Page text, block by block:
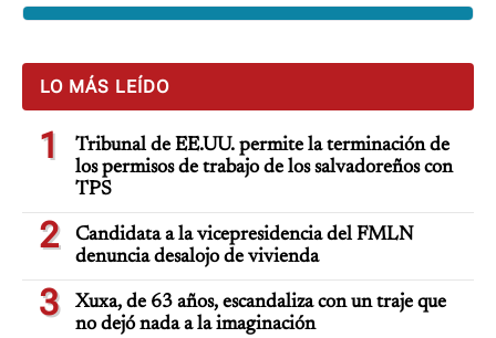
LO MÁS LEÍDO
1
Tribunal de EE.UU. permite la terminación de
los permisos de trabajo de los salvadoreños con
TPS
2
Candidata a la vicepresidencia del FMLN
denuncia desalojo de vivienda
3
Xuxa, de 63 años, escandaliza con un traje que
no dejó nada a la imaginación